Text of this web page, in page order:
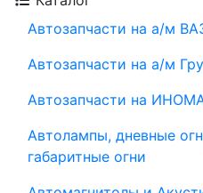
Автозапчасти на а/м
Автозапчасти на а/м
Автозапчасти на
Автолампы, дневные
габаритные огни